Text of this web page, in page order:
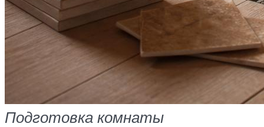
Подготовка комнаты